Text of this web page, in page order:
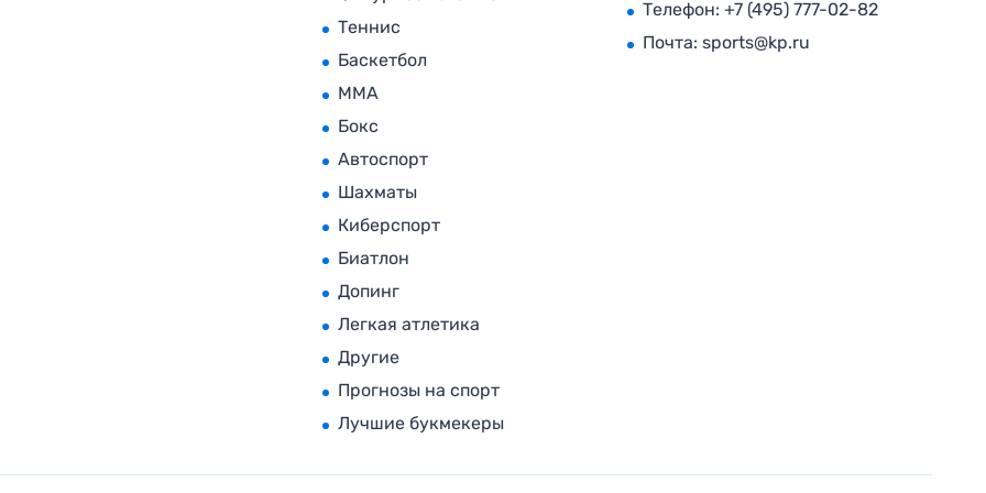
Теннис
Баскетбол
MMA
Бокс
Автоспорт
Шахматы
Киберспорт
Биатлон
Допинг
Легкая атлетика
Другие
Прогнозы на спорт
Лучшие букмекеры
Телефон: +7 (495) 777-02-82
Почта: sports@kp.ru